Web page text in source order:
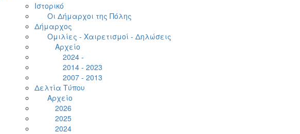
Ιστορικό
Οι Δήμαρχοι της Πόλης
Δήμαρχος
Ομιλίες - Χαιρετισμοί - Δηλώσεις
Αρχείο
2024 -
2014 - 2023
2007 - 2013
Δελτία Τύπου
Αρχείο
2026
2025
2024